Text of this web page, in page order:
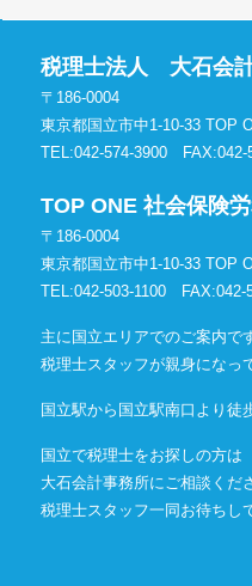
税理士法人 大石会
〒186-0004
東京都国立市中1-10-33 TOP
TEL:042-574-3900 FAX:042-
TOP ONE 社会保険
〒186-0004
東京都国立市中1-10-33 TOP
TEL:042-503-1100 FAX:042-
主に国立エリアでのご案内で
税理士スタッフが親身になっ
国立駅から国立駅南口より徒
国立で税理士をお探しの方は
大石会計事務所にご相談くだ
税理士スタッフ一同お待ちし